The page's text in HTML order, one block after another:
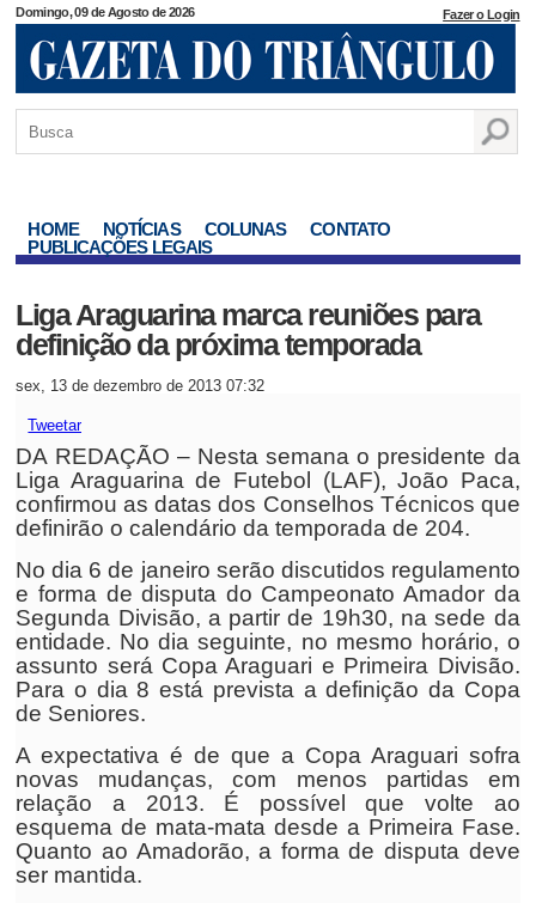
Domingo, 09 de Agosto de 2026 Fazer o Login
HOME NOTÍCIAS COLUNAS
CONTATO
PUBLICAÇÕES LEGAIS
Liga Araguarina marca reuniões para
definição da próxima temporada
sex, 13 de dezembro de 2013 07:32
Tweetar
DA REDAÇÃO – Nesta semana o presidente da
Liga Araguarina de Futebol (LAF), João Paca,
confirmou as datas dos Conselhos Técnicos que
definirão o calendário da temporada de 204.
No dia 6 de janeiro serão discutidos regulamento
e forma de disputa do Campeonato Amador da
Segunda Divisão, a partir de 19h30, na sede da
entidade. No dia seguinte, no mesmo horário, o
assunto será Copa Araguari e Primeira Divisão.
Para o dia 8 está prevista a definição da Copa
de Seniores.
A expectativa é de que a Copa Araguari sofra
novas mudanças, com menos partidas em
relação a 2013. É possível que volte ao
esquema de mata-mata desde a Primeira Fase.
Quanto ao Amadorão, a forma de disputa deve
ser mantida.